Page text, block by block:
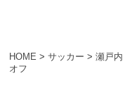
HOME > サッカー > 瀬戸
オフ